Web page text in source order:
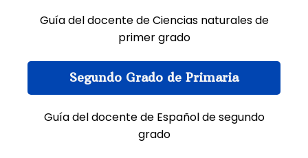
Guía del docente de Ciencias naturales de
primer grado
Segundo Grado de Primaria
Guía del docente de Español de segundo
grado